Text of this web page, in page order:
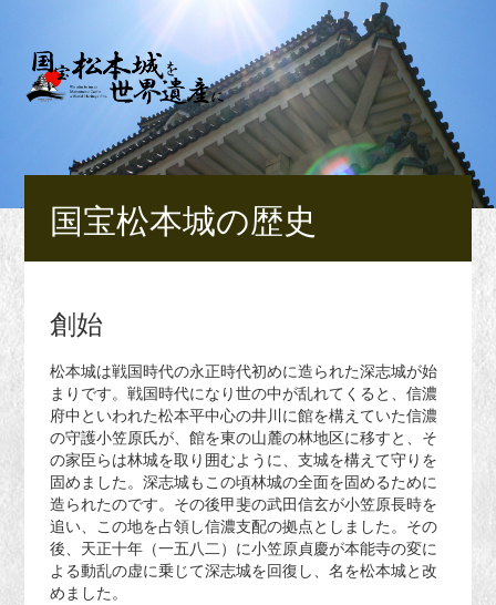
国宝松本城の歴史
創始
松本城は戦国時代の永正時代初めに造られた深志城が始
まりです。戦国時代になり世の中が乱れてくると、信濃
府中といわれた松本平中心の井川に館を構えていた信濃
の守護小笠原氏が、館を東の山麓の林地区に移すと、そ
の家臣らは林城を取り囲むように、支城を構えて守りを
固めました。深志城もこの頃林城の全面を固めるために
造られたのです。その後甲斐の武田信玄が小笠原長時を
追い、この地を占領し信濃支配の拠点としました。その
後、天正十年（一五八二）に小笠原貞慶が本能寺の変に
よる動乱の虚に乗じて深志城を回復し、名を松本城と改
めました。